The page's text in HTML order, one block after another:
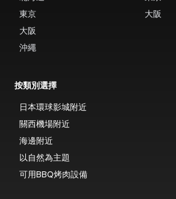
東京
大阪
沖繩
大阪
按類別選擇
日本環球影城附近
關西機場附近
海邊附近
以自然為主題
可用BBQ烤肉設備